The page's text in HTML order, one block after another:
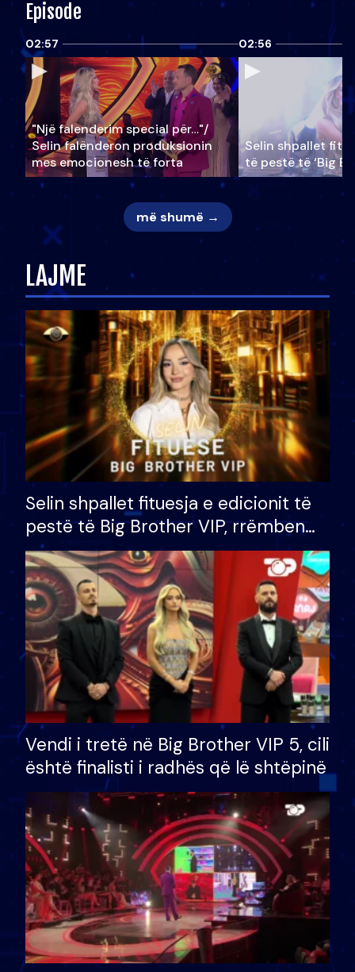
Episode
02:57
"Një falenderim special për…"/
Selin falënderon produksionin
mes emocionesh të forta
02:56
Selin shpallet
të pestë të ‘Big
më shumë →
LAJME
Selin shpallet fituesja e edicionit të
pestë të Big Brother VIP, rrëmben
çmimin e madh prej 100 mijë eurosh
Vendi i tretë në Big Brother VIP 5, cili
është finalisti i radhës që lë shtëpinë